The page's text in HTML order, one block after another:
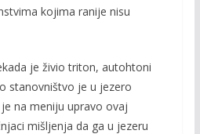
kojima ranije nisu
je živio triton, autohtoni
stanovništvo je u jezero
na meniju upravo ovaj
mišljenja da ga u jezeru